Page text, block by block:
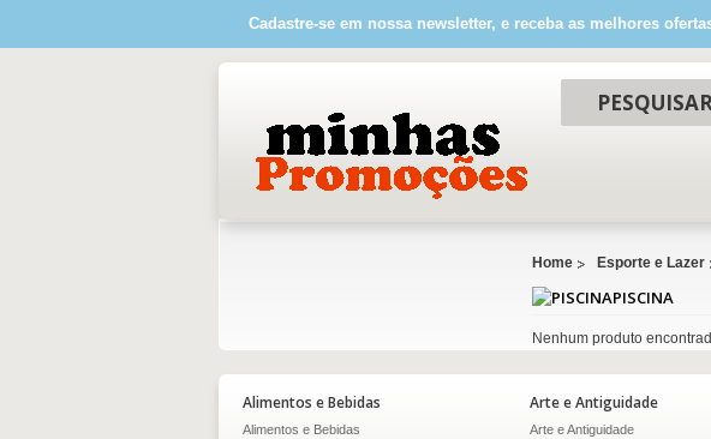
Cadastre-se em nossa newsletter, e receba as melhores
Home Esporte e Lazer
PISCINA
Nenhum produto
Alimentos e Bebidas
Alimentos e Bebidas
Arte e Antiguidade
Arte e Antiguidade